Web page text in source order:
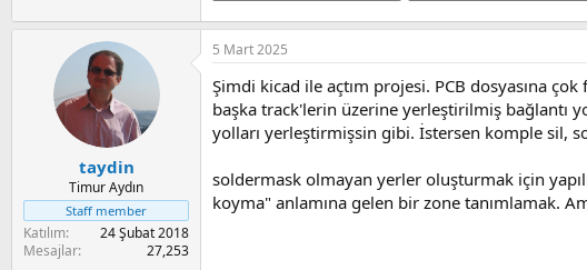
1.7 MB · Görüntüleme: 181
40.9 KB · Görüntüleme: 183
taydin
Timur Aydın
Staff member
Katılım
24 Şubat 2018
Mesajlar
27,253
5 Mart 2025
Şimdi kicad ile açtım projesi. PCB dosyasına
başka track'lerin üzerine yerleştirilmiş bağlantı
yolları yerleştirmişsin gibi. İstersen komple sil,
soldermask olmayan yerler oluşturmak için
koyma" anlamına gelen bir zone tanımlamak.